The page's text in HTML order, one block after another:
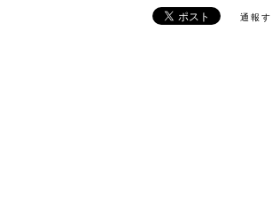
通報す